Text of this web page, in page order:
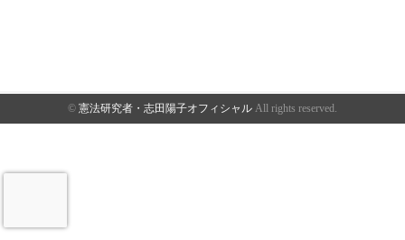
© 憲法研究者・志田陽子オフィシャル All rights reserved.